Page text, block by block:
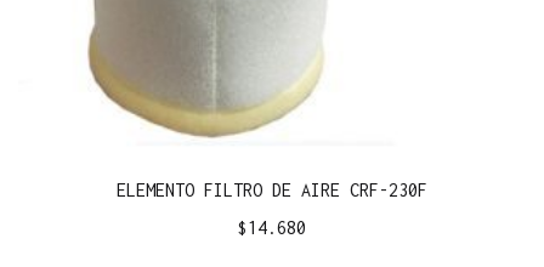
ELEMENTO FILTRO DE AIRE CRF-230F
$14.680